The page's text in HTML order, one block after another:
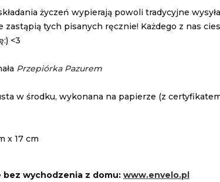
życzeń wypierają powoli tradycyjne
zastąpią tych pisanych ręcznie! Każdego z nas
<3
Przepiórka Pazurem
w środku, wykonana na papierze (z
x 17 cm
bez wychodzenia z domu: www.envelo.pl